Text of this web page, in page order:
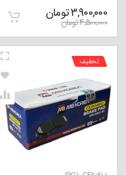
3,900,000تومان
4,500,000تومان
تخفیف